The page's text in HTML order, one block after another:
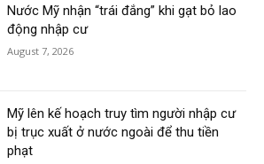
Nước Mỹ nhận “trái đắng” khi gạt bỏ lao
động nhập cư
August 7, 2026
Mỹ lên kế hoạch truy tìm người nhập cư
bị trục xuất ở nước ngoài để thu tiền
phạt